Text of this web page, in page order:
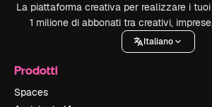
La piattaforma creativa per realizzare i
1 milione di abbonati tra creativi,
Italiano
Prodotti
Spaces